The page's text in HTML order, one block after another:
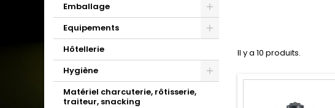
Emballage
Equipements
Hôtellerie
Hygiène
Matériel charcuterie, rôtisserie,
traiteur, snacking
Il y a 10 produits.